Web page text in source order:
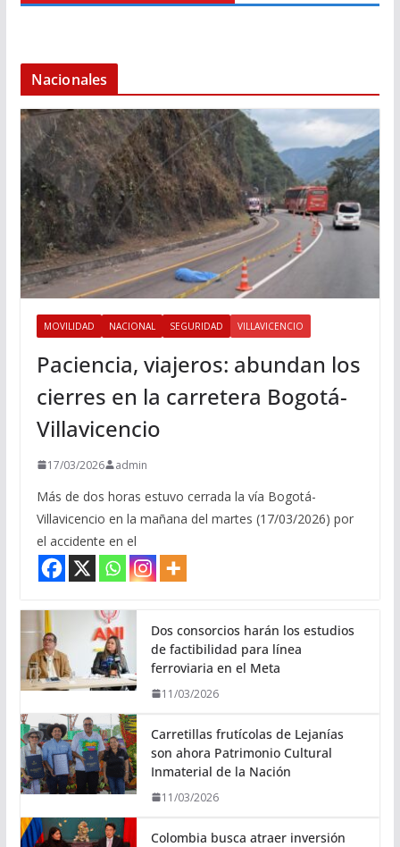
Nacionales
MOVILIDAD NACIONAL SEGURIDAD VILLAVICENCIO
Paciencia, viajeros: abundan los
cierres en la carretera Bogotá-
Villavicencio
17/03/2026 admin
Más de dos horas estuvo cerrada la vía Bogotá-
Villavicencio en la mañana del martes (17/03/2026) por
el accidente en el
Dos consorcios harán los estudios
de factibilidad para línea
ferroviaria en el Meta
11/03/2026
Carretillas frutícolas de Lejanías
son ahora Patrimonio Cultural
Inmaterial de la Nación
11/03/2026
Colombia busca atraer inversión